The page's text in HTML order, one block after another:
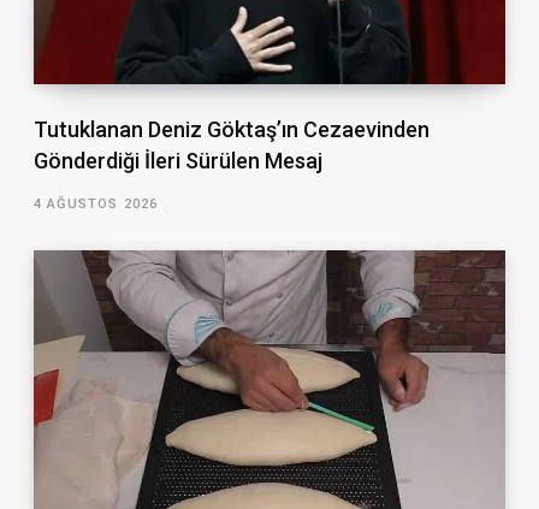
Tutuklanan Deniz Göktaş’ın Cezaevinden
Gönderdiği İleri Sürülen Mesaj
4 AĞUSTOS 2026